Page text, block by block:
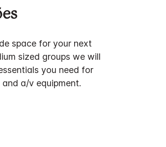
space for your next
sized groups we will
you need for
a/v equipment.